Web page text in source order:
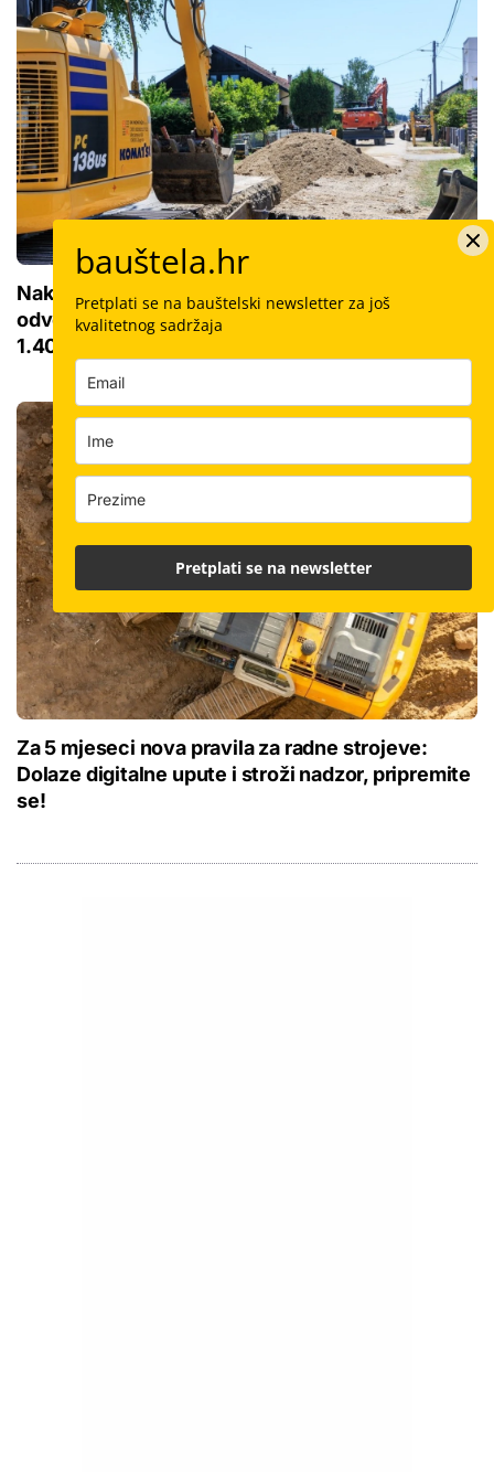
Nakon više od 20 godina gradi se mreža
odvodnje u rubnim dijelovima Zagreba, stiže
1.400 novih priključaka
Za 5 mjeseci nova pravila za radne strojeve:
Dolaze digitalne upute i stroži nadzor, pripremite
se!
bauštela.hr
Pretplati se na bauštelski newsletter za još
kvalitetnog sadržaja
Pretplati se na newsletter